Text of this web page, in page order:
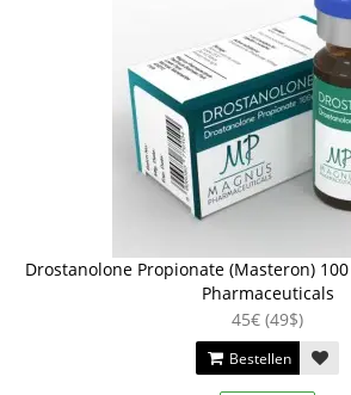
Drostanolone Propionate (Masteron)
Pharmaceuticals
45€ (49$)
Bestellen